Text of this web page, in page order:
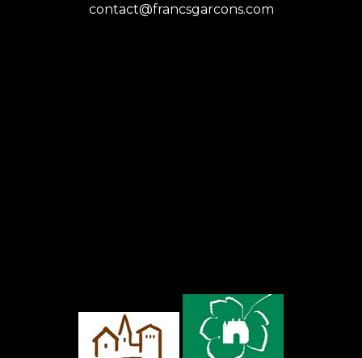
contact@francsgarcons.com